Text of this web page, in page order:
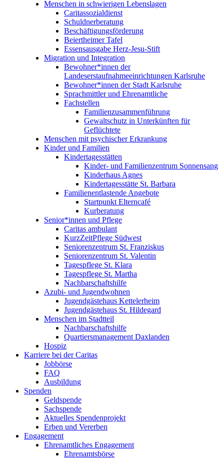
Menschen in schwierigen Lebenslagen
Caritassozialdienst
Schuldnerberatung
Beschäftigungsförderung
Beiertheimer Tafel
Essensausgabe Herz-Jesu-Stift
Migration und Integration
Bewohner*innen der
Landeserstaufnahmeeinrichtungen Karlsruhe
Bewohner*innen der Stadt Karlsruhe
Sprachmittler und Ehrenamtliche
Fachstellen
Familienzusammenführung
Gewaltschutz in Unterkünften für
Geflüchtete
Menschen mit psychischer Erkrankung
Kinder und Familien
Kindertagesstätten
Kinder- und Familienzentrum Sonnensang
Kinderhaus Agnes
Kindertagesstätte St. Barbara
Familienentlastende Angebote
Startpunkt Elterncafé
Kurberatung
Senior*innen und Pflege
Caritas ambulant
KurzZeitPflege Südwest
Seniorenzentrum St. Franziskus
Seniorenzentrum St. Valentin
Tagespflege St. Klara
Tagespflege St. Martha
Nachbarschaftshilfe
Azubi- und Jugendwohnen
Jugendgästehaus Kettelerheim
Jugendgästehaus St. Hildegard
Menschen im Stadtteil
Nachbarschaftshilfe
Quartiersmanagement Daxlanden
Hospiz
Karriere bei der Caritas
Jobbörse
FAQ
Ausbildung
Spenden
Geldspende
Sachspende
Aktuelles Spendenprojekt
Erben und Vererben
Engagement
Ehrenamtliches Engagement
Ehrenamtsbörse